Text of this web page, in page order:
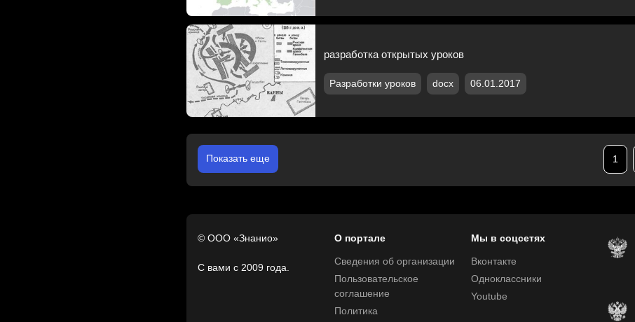
разработка открытых уроков
Разработки уроков docx 06.01.2017
Показать еще 1
© ООО «Знанио»
С вами с 2009 года.
О портале
Сведения об организации
Пользовательское
соглашение
Политика
Мы в соцсетях
Вконтакте
Одноклассники
Youtube